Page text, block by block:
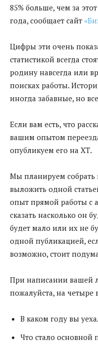
85% больше, чем за
года, сообщает сайт
Цифры эти очень
статистикой всегда
родину навсегда или
поисках работы.
иногда забавные, но
Если вам есть, что
вашим опытом
опубликуем его на ХТ.
Мы планируем
выложить одной
опыт прямой работы с
сказать насколько он
будет мало или их не
одной публикацией,
возможно, стоит
При написании вашей
пожалуйста, на четыре
В каком году вы
Что стало